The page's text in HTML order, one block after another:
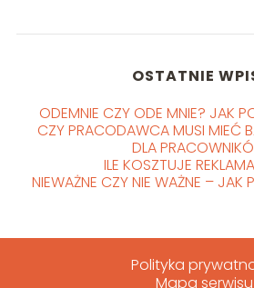
OSTATNIE
ODEMNIE CZY ODE MNIE? JAK
CZY PRACODAWCA MUSI MIEĆ
DLA
ILE KOSZTUJE
NIEWAŻNE CZY NIE WAŻNE – JAK
Polityka
Mapa serwisu